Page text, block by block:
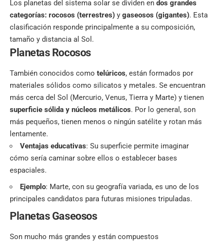
Los planetas del sistema solar se dividen en dos grandes
categorías: rocosos (terrestres) y gaseosos (gigantes). Esta
clasificación responde principalmente a su composición,
tamaño y distancia al Sol.
Planetas Rocosos
También conocidos como telúricos, están formados por
materiales sólidos como silicatos y metales. Se encuentran
más cerca del Sol (Mercurio, Venus, Tierra y Marte) y tienen
superficie sólida y núcleos metálicos. Por lo general, son
más pequeños, tienen menos o ningún satélite y rotan más
lentamente.
Ventajas educativas: Su superficie permite imaginar
cómo sería caminar sobre ellos o establecer bases
espaciales.
Ejemplo: Marte, con su geografía variada, es uno de los
principales candidatos para futuras misiones tripuladas.
Planetas Gaseosos
Son mucho más grandes y están compuestos